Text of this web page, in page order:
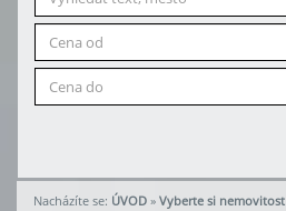
Nacházíte se: ÚVOD » Vyberte si nemovitost